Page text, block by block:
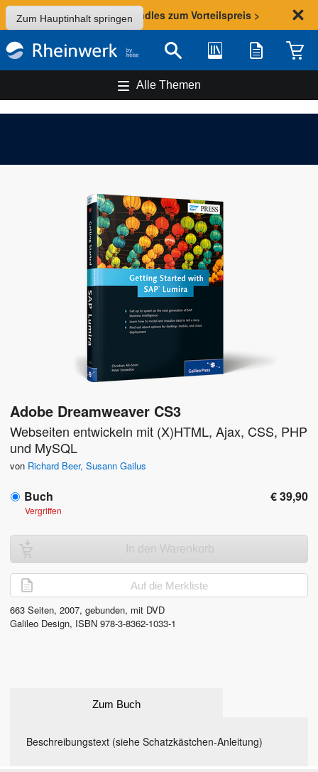
Zum Hauptinhalt springen
Sommer-Aktion: Bundles zum Vorteilspreis >
Suche Bibliothek Merkliste
Alle Themen
Adobe Dreamweaver CS3
Webseiten entwickeln mit (X)HTML, Ajax, CSS, PHP
und MySQL
von Richard Beer, Susann Gailus
Buch € 39,90
Vergriffen
In den Warenkorb
Auf die Merkliste
663 Seiten, 2007, gebunden, mit DVD
Galileo Design, ISBN 978-3-8362-1033-1
Zum Buch
Beschreibungstext (siehe Schatzkästchen-Anleitung)